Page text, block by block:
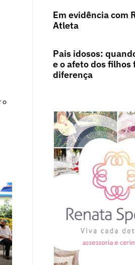
o
Em evidência com
Atleta
Pais idosos:
e o afeto dos filhos
diferença